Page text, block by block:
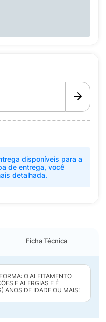
disponíveis para a
de entrega, você
detalhada.
Ficha Técnica
O ALEITAMENTO
E ALERGIAS E É
ANOS DE IDADE OU MAIS."